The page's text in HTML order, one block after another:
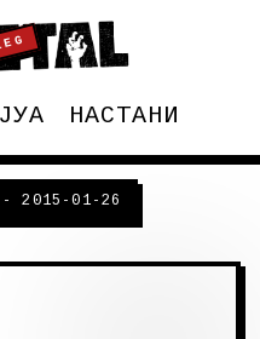
НАСТАНИ
- 2015-01-26